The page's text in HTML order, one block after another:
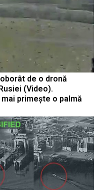
de o dronă
(Video).
primește o palmă